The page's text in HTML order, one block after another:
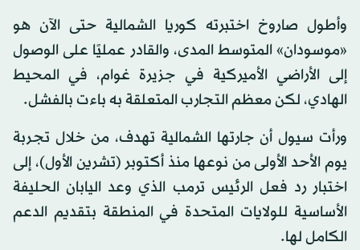
وأطول صاروخ اختبرته كوريا الشمالية حتى الآن هو
«موسودان» المتوسط المدى، والقادر عمليًا على الوصول
إلى الأراضي الأميركية في جزيرة غوام، في المحيط
الهادي، لكن معظم التجارب المتعلقة به باءت بالفشل.
ورأت سيول أن جارتها الشمالية تهدف، من خلال تجربة
يوم الأحد الأولى من نوعها منذ أكتوبر (تشرين الأول)، إلى
اختبار رد فعل الرئيس ترمب الذي وعد اليابان الحليفة
الأساسية للولايات المتحدة في المنطقة بتقديم الدعم
الكامل لها.